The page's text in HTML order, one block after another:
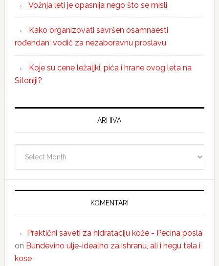
Vožnja leti je opasnija nego što se misli
Kako organizovati savršen osamnaesti
rođendan: vodič za nezaboravnu proslavu
Koje su cene ležaljki, pića i hrane ovog leta na
Sitoniji?
ARHIVA
KOMENTARI
Praktični saveti za hidrataciju kože - Pecina posla
on Bundevino ulje-idealno za ishranu, ali i negu tela i
kose